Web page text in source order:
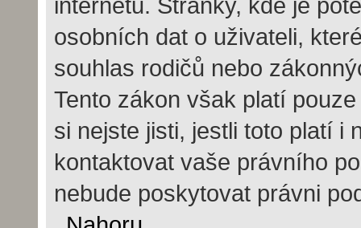
osobních dat o uživateli,
souhlas rodičů nebo
Tento zákon však platí
si nejste jisti, jestli toto platí i
kontaktovat vaše právního
nebude poskytovat právni